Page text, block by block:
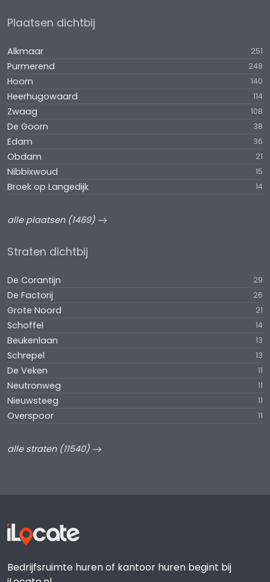
Plaatsen dichtbij
Alkmaar 251
Purmerend 248
Hoorn 140
Heerhugowaard 114
Zwaag 108
De Goorn 38
Edam 36
Obdam 21
Nibbixwoud 15
Broek op Langedijk 14
alle plaatsen (1469)
Straten dichtbij
De Corantijn 29
De Factorij 26
Grote Noord 21
Schoffel 14
Beukenlaan 13
Schrepel 13
De Veken 11
Neutronweg 11
Nieuwsteeg 11
Overspoor 11
alle straten (11540)
Bedrijfsruimte huren of kantoor huren begint bij